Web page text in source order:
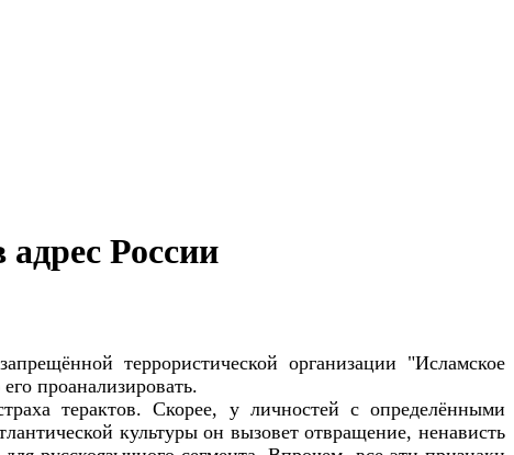
России
террористической организации "Исламское
проанализировать.
терактов. Скорее, у личностей с определёнными
культуры он вызовет отвращение, ненависть